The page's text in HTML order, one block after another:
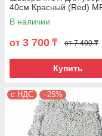
40см Красный (Red)
В наличии
от 3 700 ₸ от 7 400 ₸
Купить
с НДС –25%